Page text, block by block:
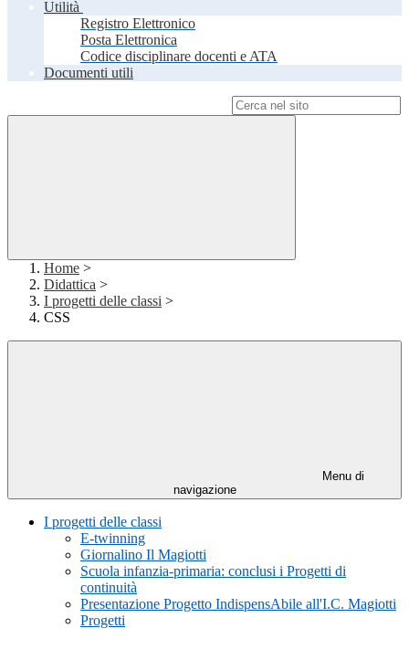
Utilità
Registro Elettronico
Posta Elettronica
Codice disciplinare docenti e ATA
Documenti utili
Home >
Didattica >
I progetti delle classi >
CSS
Menu di
navigazione
I progetti delle classi
E-twinning
Giornalino Il Magiotti
Scuola infanzia-primaria: conclusi i Progetti di
continuità
Presentazione Progetto IndispensAbile all'I.C. Magiotti
Progetti